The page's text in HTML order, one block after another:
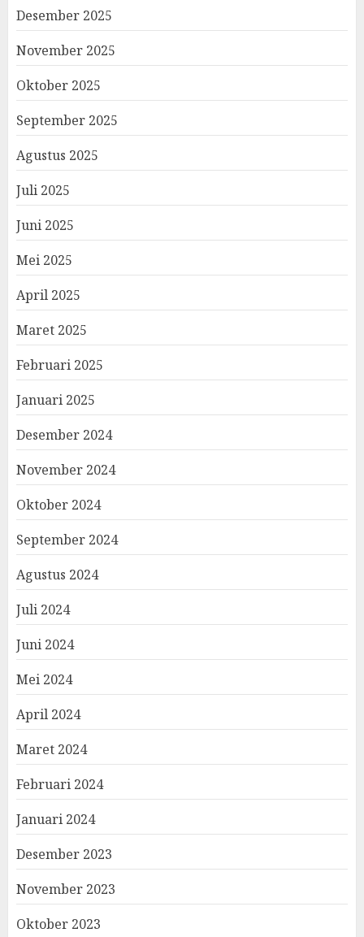
Desember 2025
November 2025
Oktober 2025
September 2025
Agustus 2025
Juli 2025
Juni 2025
Mei 2025
April 2025
Maret 2025
Februari 2025
Januari 2025
Desember 2024
November 2024
Oktober 2024
September 2024
Agustus 2024
Juli 2024
Juni 2024
Mei 2024
April 2024
Maret 2024
Februari 2024
Januari 2024
Desember 2023
November 2023
Oktober 2023